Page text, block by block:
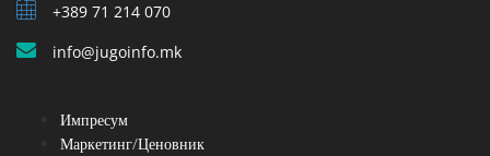
+389 71 214 070
info@jugoinfo.mk
Импресум
Маркетинг/Ценовник